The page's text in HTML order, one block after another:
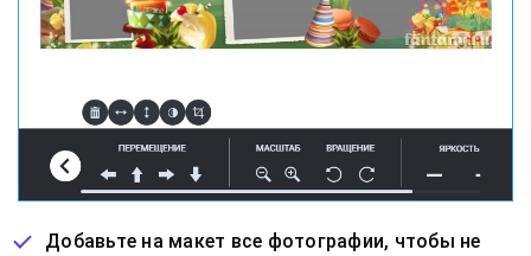
Добавьте на макет все фотографии, чтобы не